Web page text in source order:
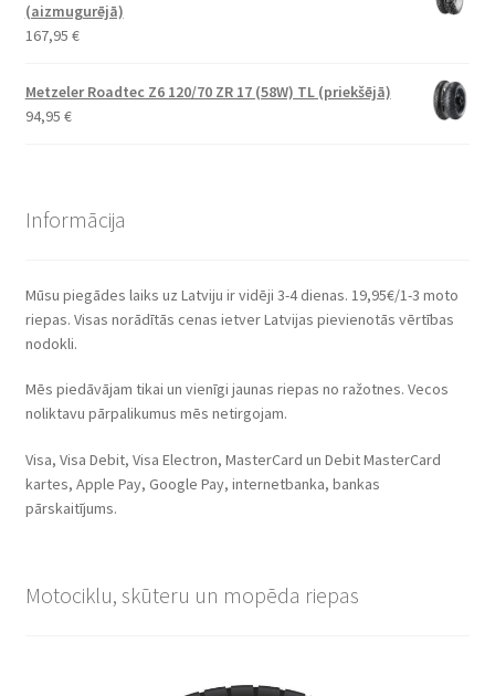
(aizmugurējā)
167,95 €
Metzeler Roadtec Z6 120/70 ZR 17 (58W) TL (priekšējā)
94,95 €
Informācija
Mūsu piegādes laiks uz Latviju ir vidēji 3-4 dienas. 19,95€/1-3 moto
riepas. Visas norādītās cenas ietver Latvijas pievienotās vērtības
nodokli.
Mēs piedāvājam tikai un vienīgi jaunas riepas no ražotnes. Vecos
noliktavu pārpalikumus mēs netirgojam.
Visa, Visa Debit, Visa Electron, MasterCard un Debit MasterCard
kartes, Apple Pay, Google Pay, internetbanka, bankas
pārskaitījums.
Motociklu, skūteru un mopēda riepas